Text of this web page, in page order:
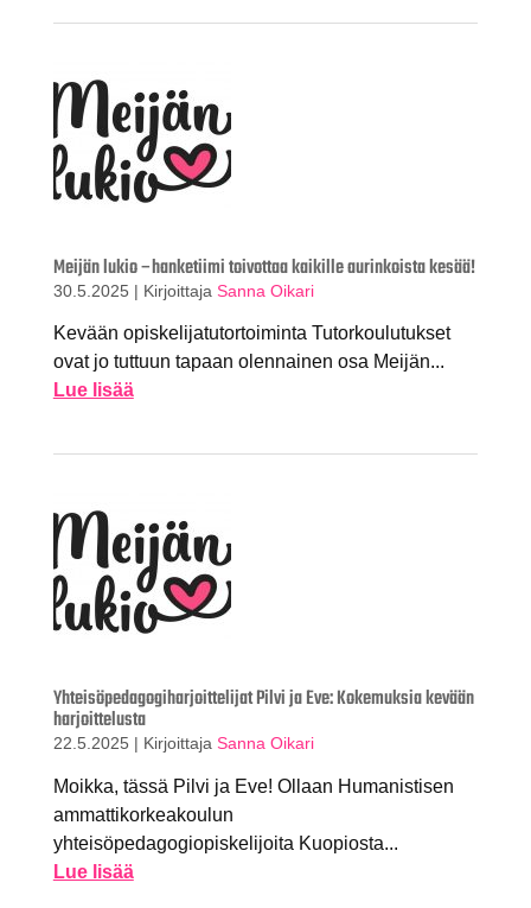
Meijän lukio –hanketiimi toivottaa kaikille aurinkoista kesää!
30.5.2025 | Kirjoittaja Sanna Oikari
Kevään opiskelijatutortoiminta Tutorkoulutukset
ovat jo tuttuun tapaan olennainen osa Meijän...
Lue lisää
Yhteisöpedagogiharjoittelijat Pilvi ja Eve: Kokemuksia kevään
harjoittelusta
22.5.2025 | Kirjoittaja Sanna Oikari
Moikka, tässä Pilvi ja Eve! Ollaan Humanistisen
ammattikorkeakoulun
yhteisöpedagogiopiskelijoita Kuopiosta...
Lue lisää